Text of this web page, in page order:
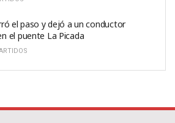
el paso y dejó a un conductor
el puente La Picada